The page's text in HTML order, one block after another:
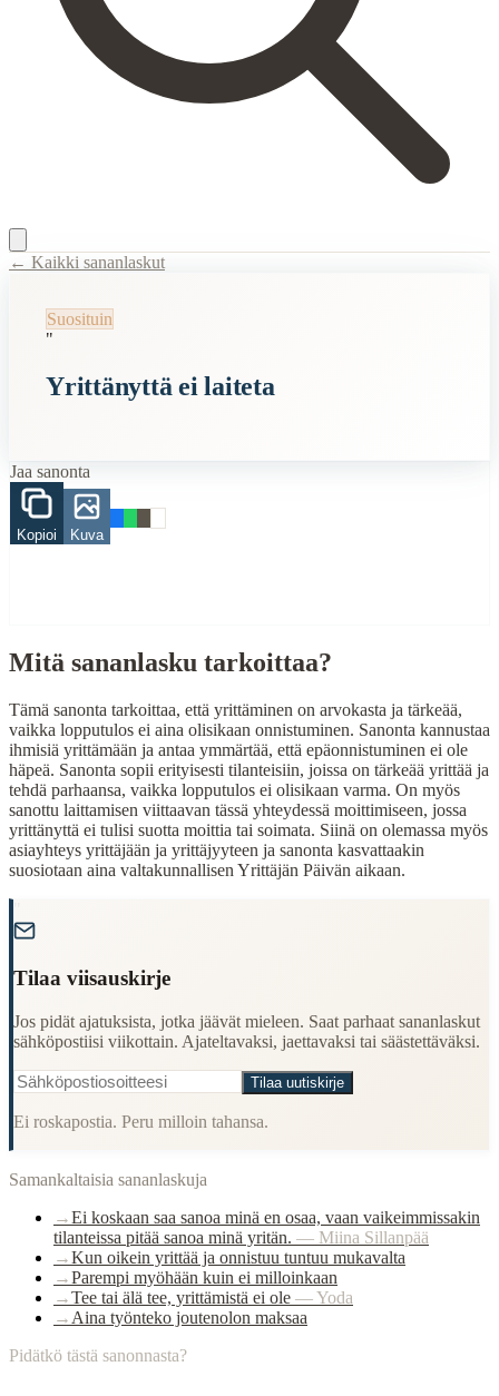
Title:Yrittänyttä ei laiteta
Semantic Themes
Vanhat
Vanhan Kansan
Työ
Understanding Finnish cultural wisdom
Learning Finnish language through proverbs
Finding quotes for speeches or writing
Cultural Context
Language:Finnish (suomi)
Origin:Finland
Period:
← Kaikki sananlaskut
Suosituin
"
Yrittänyttä ei laiteta
Jaa sanonta
Kopioi Kuva
Mitä sananlasku tarkoittaa?
Tämä sanonta tarkoittaa, että yrittäminen on arvokasta ja tärkeää,
vaikka lopputulos ei aina olisikaan onnistuminen. Sanonta kannustaa
ihmisiä yrittämään ja antaa ymmärtää, että epäonnistuminen ei ole
häpeä. Sanonta sopii erityisesti tilanteisiin, joissa on tärkeää yrittää ja
tehdä parhaansa, vaikka lopputulos ei olisikaan varma. On myös
sanottu laittamisen viittaavan tässä yhteydessä moittimiseen, jossa
yrittänyttä ei tulisi suotta moittia tai soimata. Siinä on olemassa myös
asiayhteys yrittäjään ja yrittäjyyteen ja sanonta kasvattaakin
suosiotaan aina valtakunnallisen Yrittäjän Päivän aikaan.
Tilaa viisauskirje
Jos pidät ajatuksista, jotka jäävät mieleen. Saat parhaat sananlaskut
sähköpostiisi viikottain. Ajateltavaksi, jaettavaksi tai säästettäväksi.
Tilaa uutiskirje
Ei roskapostia. Peru milloin tahansa.
Samankaltaisia sananlaskuja
→Ei koskaan saa sanoa minä en osaa, vaan vaikeimmissakin
tilanteissa pitää sanoa minä yritän. — Miina Sillanpää
→Kun oikein yrittää ja onnistuu tuntuu mukavalta
→Parempi myöhään kuin ei milloinkaan
→Tee tai älä tee, yrittämistä ei ole —Yoda
→ Aina työnteko joutenolon maksaa
Pidätkö tästä sanonnasta?